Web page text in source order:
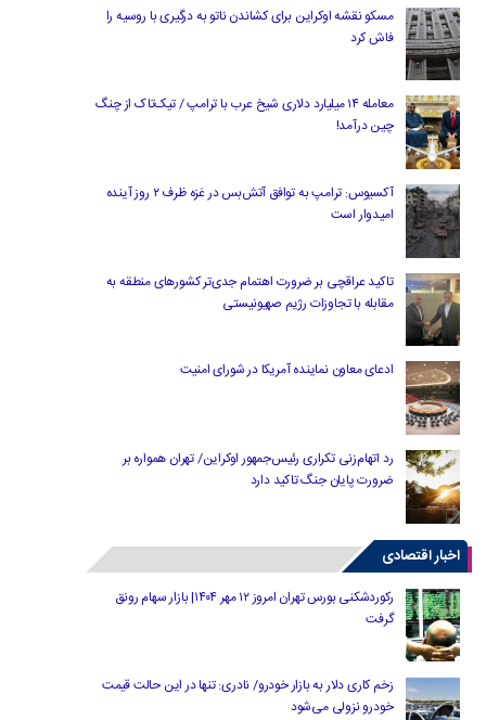
مسکو نقشه اوکراین برای کشاندن ناتو به درگیری با روسیه را
فاش کرد
معامله ۱۴ میلیارد دلاری شیخ عرب با ترامپ / تیک‌تاک از چنگ
چین درآمد!
آکسیوس: ترامپ به توافق آتش‌بس در غزه ظرف ۲ روز آینده
امیدوار است
تاکید عراقچی بر ضرورت اهتمام جدی‌تر کشورهای منطقه به
مقابله با تجاوزات رژیم صهیونیستی
ادعای معاون نماینده آمریکا در شورای امنیت
رد اتهام‌زنی تکراری رئیس‌جمهور اوکراین/ تهران همواره بر
ضرورت پایان جنگ تاکید دارد
اخبار اقتصادی
رکوردشکنی بورس تهران امروز ۱۲ مهر ۱۴۰۴| بازار سهام رونق
گرفت
زخم کاری دلار به بازار خودرو/ نادری: تنها در این حالت قیمت
خودرو نزولی می‌شود